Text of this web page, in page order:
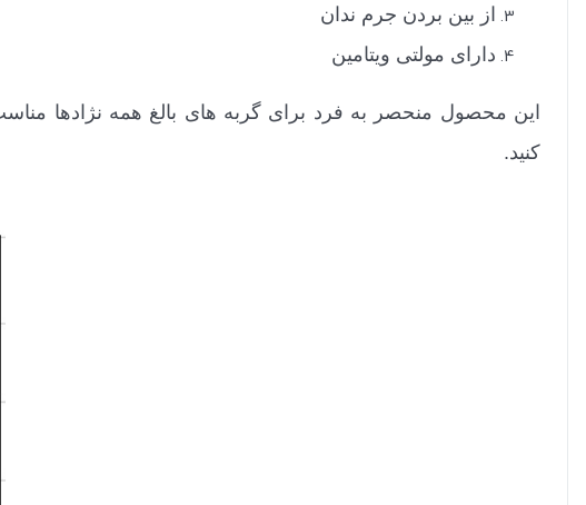
از بین بردن جرم ندان
دارای مولتی ویتامین
این محصول منحصر به فرد برای گربه های بالغ همه نژادها
کنید.